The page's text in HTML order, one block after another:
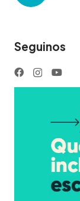
Seguinos